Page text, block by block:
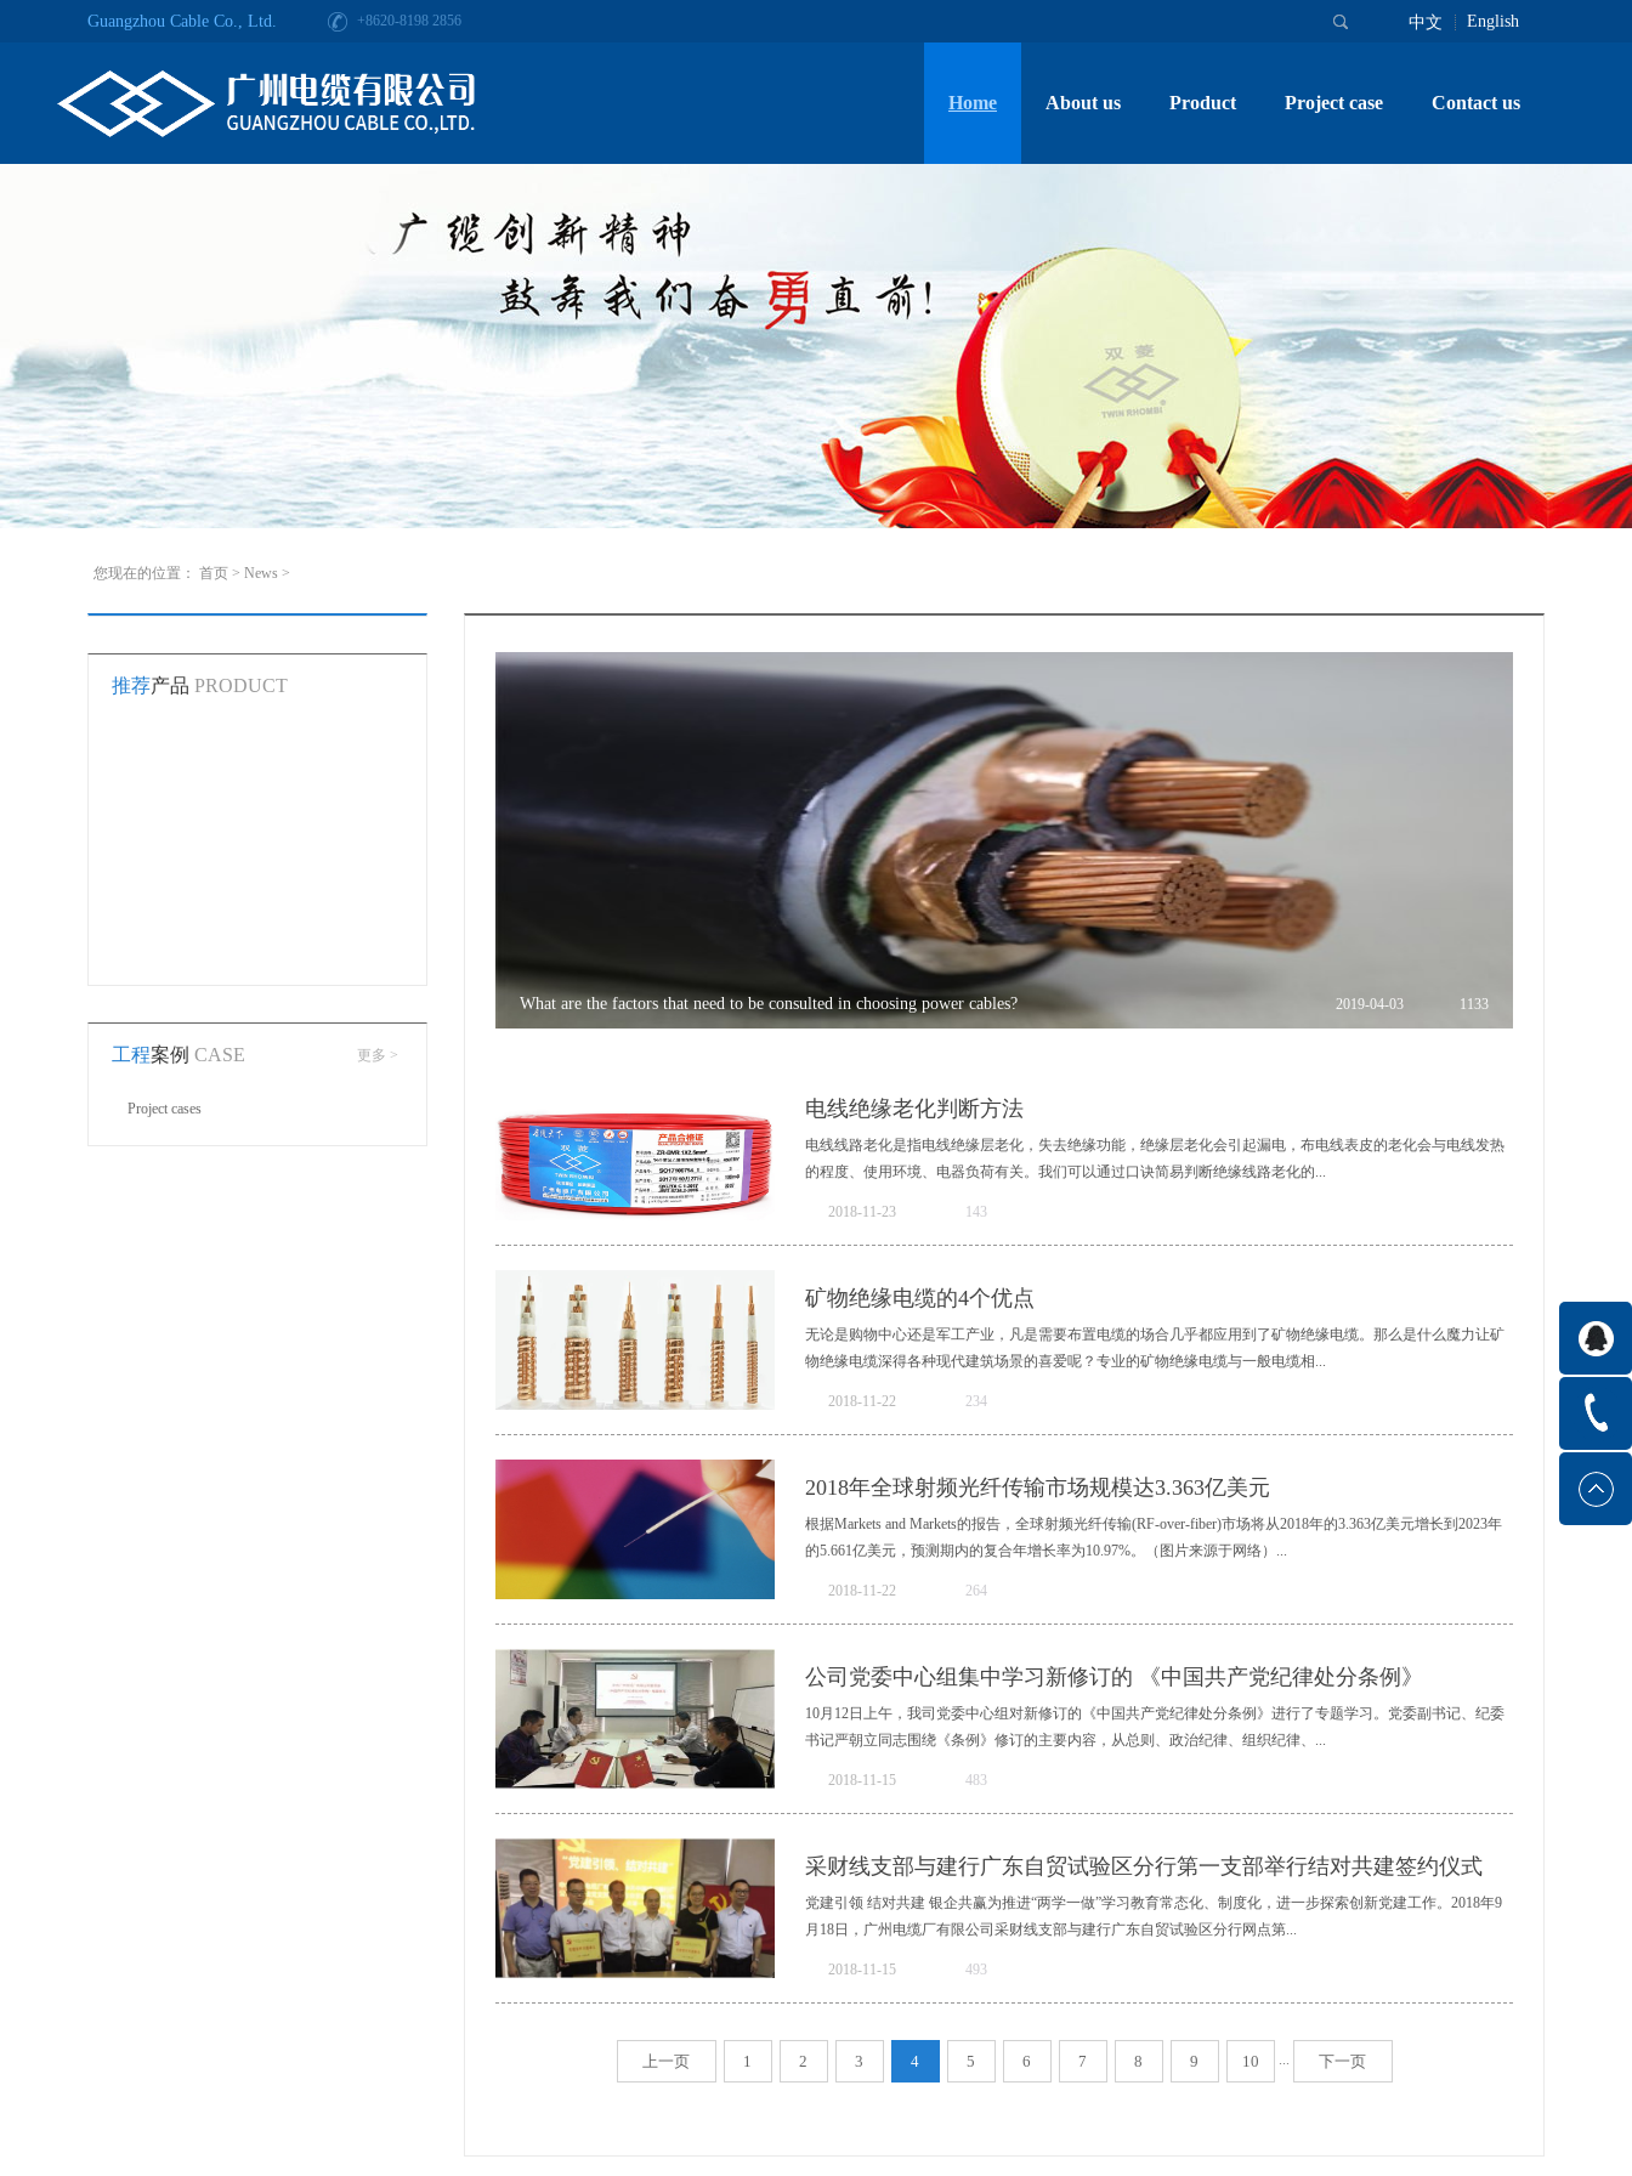
Guangzhou Cable Co., Ltd. +8620-8198 2856 中文 English
Home About us Product Project case Contact us
推荐产品 PRODUCT
工程案例 CASE
Project cases
更多 >
您现在的位置： 首页 > News >
What are the factors that need to be consulted in choosing power cables? 2019-04-03 1133
电线绝缘老化判断方法
电线线路老化是指电线绝缘层老化，失去绝缘功能，绝缘层老化会引起漏电，布电线表皮的老化会与电线发热
的程度、使用环境、电器负荷有关。我们可以通过口诀简易判断绝缘线路老化的...
件，一般使用二十年。电线使用超年限，接头、线老有危险。每年一次查巡检，发现老化及时换。口诀解释：
1.“顺着电线查外观，变暗发硬裂纹见。双手弯曲线绝缘，僵硬开裂外皮散。”口诀是指顺着导线观察其绝缘
层，若发现绝缘层出现颜色失去光泽、变暗、变硬、裂纹、部分脱落。用双手弯曲绝缘导线时导线僵硬，甚至
电气线路进行绝缘测量。不同线路的绝缘有不同的最低容许值。例如，使用中的家庭220伏线路，绝缘电阻最
题。3.“根据负荷和年限，可把寿命来估算。环境、电流两条件，一般使用二十年。”口诀是指电线使用期限的
长短，取决于电线的质量和电线安装的环境。电线主要靠外面...
2018-11-23 143
矿物绝缘电缆的4个优点
无论是购物中心还是军工产业，凡是需要布置电缆的场合几乎都应用到了矿物绝缘电缆。那么是什么魔力让矿
物绝缘电缆深得各种现代建筑场景的喜爱呢？专业的矿物绝缘电缆与一般电缆相...
缘电缆中应用的两种无机物材料分别是铜和氧化镁。铜护套和氧化镁绝缘材料都是不会燃烧也不会助燃的材
料。因为组成材料的特性导致电缆几乎可在火焰中保持操作。即使发生紧急情况，电缆在短时间内依然可在接
近铜护套熔点的温度下继续操作。2、耐机械损伤、寿命长、无卤无毒电缆外层包着具有一定强度韧性的金属
因为这种电缆的全部材料都是无机材料，同时具备以上所述的耐机械磨损耐火抗高温的特性优点，所以矿物绝
家财产造成很大的损失。因此口碑好的矿物绝缘电缆一定具有很好的防爆抗腐蚀的特性。矿物绝缘电缆的组成
材料铜和氧化镁刚好可以在各种危险的易爆环境和酸性易腐蚀环境中很好地生存。4、...
2018-11-22 234
2018年全球射频光纤传输市场规模达3.363亿美元
根据Markets and Markets的报告，全球射频光纤传输(RF-over-fiber)市场将从2018年的3.363亿美元增长到2023年
的5.661亿美元，预测期内的复合年增长率为10.97%。（图片来源于网络）...
备市场的最大份额。它是一种低成本，高容量的通信技术，易于在城市和农村地区安装。基于分组微波技术的
宽带服务优点包括增加的带宽，改进的调制和更高吞吐量的微波无线电，该技术可通过无线链路高效传输时分
多路复用和以太网数据包，并为运营商以太网服务提供创新且经济高效的无线传输解决方案。在预测期间，通
也将以最高的速度增长。2017年，中国和印度占亚太地区市场的重要份额。该地区市场的高增长可归因于智能
的主要参与者包括菲尼萨(美国)，HUBER+SUHNER(瑞士)，安科公司(...
2018-11-22 264
公司党委中心组集中学习新修订的 《中国共产党纪律处分条例》
10月12日上午，我司党委中心组对新修订的《中国共产党纪律处分条例》进行了专题学习。党委副书记、纪委
书记严朝立同志围绕《条例》修订的主要内容，从总则、政治纪律、组织纪律、...
遵守。最后，党委书记余群光同志强调要把《条例》作为当前理论学习的重要内容，组织好广大党员开展学
习，要多角度、全方位迅速掀起学习《条例》热潮，为推动《条例》贯彻落实营造良好氛围。
2018-11-15 483
采财线支部与建行广东自贸试验区分行第一支部举行结对共建签约仪式
党建引领 结对共建 银企共赢为推进“两学一做”学习教育常态化、制度化，进一步探索创新党建工作。2018年9
月18日，广州电缆厂有限公司采财线支部与建行广东自贸试验区分行网点第...
证。银企共赢，通过座谈交流、重温入党誓词、签署党建共建协议书，开展“党建引领、结对共建”的党建共建
活动。讨论会上，大家从支部互通、党员互动、业务互联、信息互又要重新开始另一份工作，重新打基础。是
2018-11-15 493
上一页 1 2 3 4 5 6 7 8 9 10 ... 下一页